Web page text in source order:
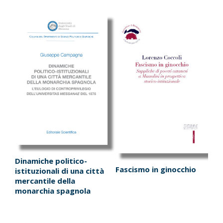
Dinamiche politico-
istituzionali di una città
mercantile della
monarchia spagnola
Fascismo in ginocchio